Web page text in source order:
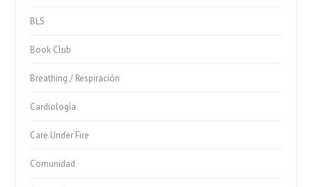
BLS
Book Club
Breathing / Respiración
Cardiología
Care Under Fire
Comunidad